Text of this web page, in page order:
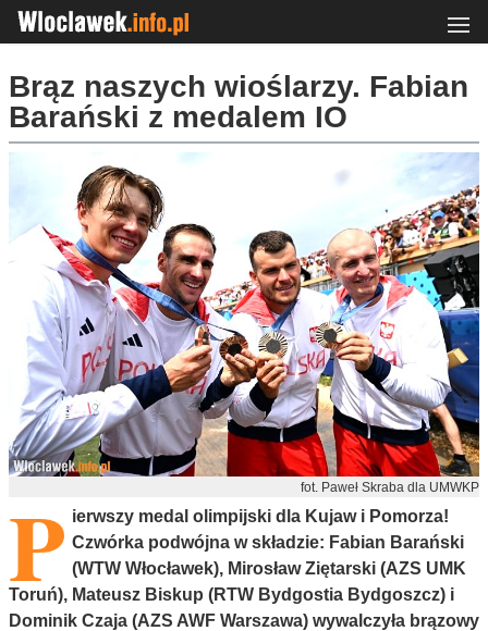
Brąz naszych wioślarzy. Fabian
Barański z medalem IO
fot. Paweł Skraba dla UMWKP
P ierwszy medal olimpijski dla Kujaw i Pomorza!
Czwórka podwójna w składzie: Fabian Barański
(WTW Włocławek), Mirosław Ziętarski (AZS UMK
Toruń), Mateusz Biskup (RTW Bydgostia Bydgoszcz) i
Dominik Czaja (AZS AWF Warszawa) wywalczyła brązowy